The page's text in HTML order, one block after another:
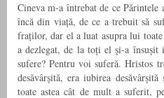
Cineva m-a întrebat de ce
încă din viață, de ce a trebuit să
fraților, dar el a luat asupra lui
a dezlegat, de la toți el și-a însușit
sufere? Pentru voi suferă. Hristos
desăvârșită, era iubirea
toate astea cât de mult a suferit,